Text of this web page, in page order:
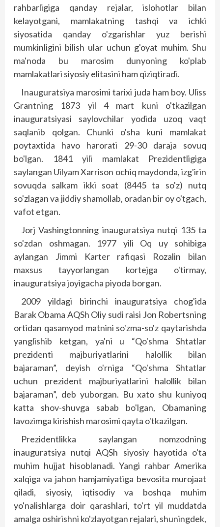
rahbarligiga qanday rejalar, islohotlar bilan
kelayotgani, mamlakatning tashqi va ichki
siyosatida qanday o'zgarishlar yuz berishi
mumkinligini bilish ular uchun g'oyat muhim. Shu
ma'noda bu marosim dunyoning ko'plab
mamlakatlari siyosiy elitasini ham qiziqtiradi.
Inauguratsiya marosimi tarixi juda ham boy. Uliss
Grantning 1873 yil 4 mart kuni o'tkazilgan
inauguratsiyasi saylovchilar yodida uzoq vaqt
saqlanib qolgan. Chunki o'sha kuni mamlakat
poytaxtida havo harorati 29-30 daraja sovuq
bo'lgan. 1841 yili mamlakat Prezidentligiga
saylangan Uilyam Xarrison ochiq maydonda, izg'irin
sovuqda salkam ikki soat (8445 ta so'z) nutq
so'zlagan va jiddiy shamollab, oradan bir oy o'tgach,
vafot etgan.
Jorj Vashingtonning inauguratsiya nutqi 135 ta
so'zdan oshmagan. 1977 yili Oq uy sohibiga
aylangan Jimmi Karter rafiqasi Rozalin bilan
maxsus tayyorlangan kortejga o'tirmay,
inauguratsiya joyigacha piyoda borgan.
2009 yildagi birinchi inauguratsiya chog'ida
Barak Obama AQSh Oliy sudi raisi Jon Robertsning
ortidan qasamyod matnini so'zma-so'z qaytarishda
yanglishib ketgan, ya'ni u “Qo'shma Shtatlar
prezidenti majburiyatlarini halollik bilan
bajaraman”, deyish o'rniga “Qo'shma Shtatlar
uchun prezident majburiyatlarini halollik bilan
bajaraman”, deb yuborgan. Bu xato shu kuniyoq
katta shov-shuvga sabab bo'lgan, Obamaning
lavozimga kirishish marosimi qayta o'tkazilgan.
Prezidentlikka saylangan nomzodning
inauguratsiya nutqi AQSh siyosiy hayotida o'ta
muhim hujjat hisoblanadi. Yangi rahbar Amerika
xalqiga va jahon hamjamiyatiga bevosita murojaat
qiladi, siyosiy, iqtisodiy va boshqa muhim
yo'nalishlarga doir qarashlari, to'rt yil muddatda
amalga oshirishni ko'zlayotgan rejalari, shuningdek,